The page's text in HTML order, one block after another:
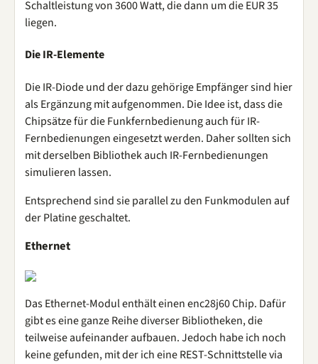
Schaltleistung von 3600 Watt, die dann um die EUR 35
liegen.
Die IR-Elemente
Die IR-Diode und der dazu gehörige Empfänger sind hier
als Ergänzung mit aufgenommen. Die Idee ist, dass die
Chipsätze für die Funkfernbedienung auch für IR-
Fernbedienungen eingesetzt werden. Daher sollten sich
mit derselben Bibliothek auch IR-Fernbedienungen
simulieren lassen.
Entsprechend sind sie parallel zu den Funkmodulen auf
der Platine geschaltet.
Ethernet
Das Ethernet-Modul enthält einen enc28j60 Chip. Dafür
gibt es eine ganze Reihe diverser Bibliotheken, die
teilweise aufeinander aufbauen. Jedoch habe ich noch
keine gefunden, mit der ich eine REST-Schnittstelle via